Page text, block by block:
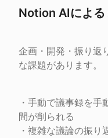
Notion AIによる
企画・開発・振り返
な課題があります。
・手動で議事録を
間が削られる
・複雑な議論の振